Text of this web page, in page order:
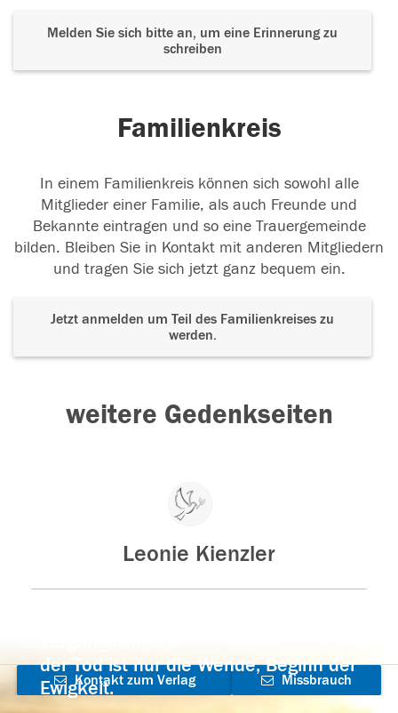
Melden Sie sich bitte an, um eine Erinnerung zu
schreiben
Familienkreis
In einem Familienkreis können sich sowohl alle
Mitglieder einer Familie, als auch Freunde und
Bekannte eintragen und so eine Trauergemeinde
bilden. Bleiben Sie in Kontakt mit anderen Mitgliedern
und tragen Sie sich jetzt ganz bequem ein.
Jetzt anmelden um Teil des Familienkreises zu
werden.
weitere Gedenkseiten
Leonie Kienzler
der Tod ist nur die Wende, Beginn der
Ewigkeit.
Kontakt zum Verlag
Missbrauch